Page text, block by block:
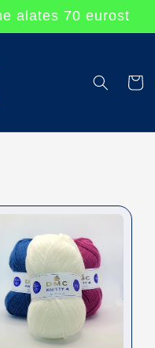
alates 70 eurost
Korv